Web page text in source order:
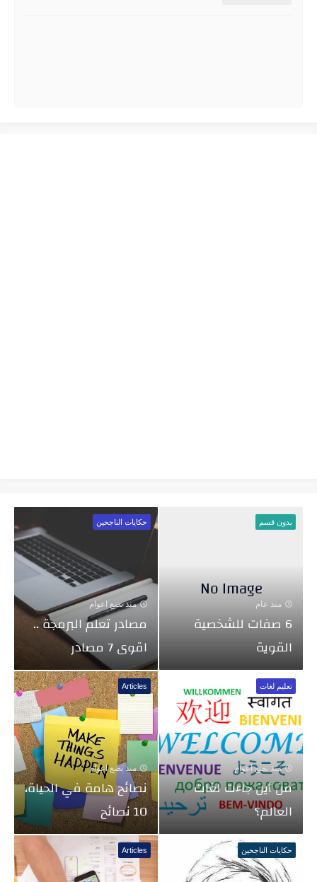
بدون قسم
منذ عام
6 صفات للشخصية
القوية
حكايات الناجحين
منذ بضع اعوام
مصادر تعلم البرمجة ..
اقوى 7 مصادر
تعليم لغات
منذ بضع اعوام
من أين جاءت لغات
العالم؟
Articles
منذ بضع اعوام
نصائح هامة في الحياة،
10 نصائح
حكايات الناجحين Articles